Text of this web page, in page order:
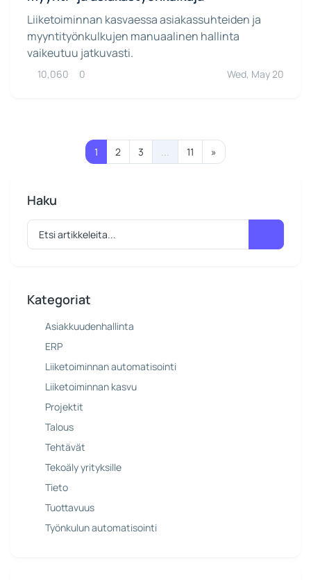
Liiketoiminnan kasvaessa asiakassuhteiden ja
myyntityönkulkujen manuaalinen hallinta
vaikeutuu jatkuvasti.
10,060 0 Wed, May 20
1 2 3 ... 11 »
Haku
Kategoriat
Asiakkuudenhallinta
ERP
Liiketoiminnan automatisointi
Liiketoiminnan kasvu
Projektit
Talous
Tehtävät
Tekoäly yrityksille
Tieto
Tuottavuus
Työnkulun automatisointi